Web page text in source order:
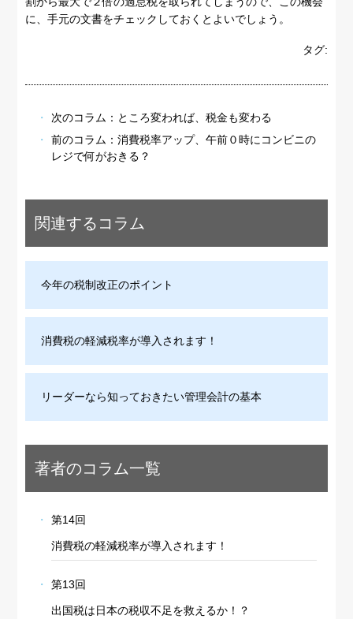
に、手元の文書をチェックしておくとよいでしょう。
タグ:
次のコラム： ところ変われば、税金も変わる
前のコラム： 消費税率アップ、午前０時にコンビニの
レジで何がおきる？
関連するコラム
今年の税制改正のポイント
消費税の軽減税率が導入されます！
リーダーなら知っておきたい管理会計の基本
著者のコラム一覧
第14回
消費税の軽減税率が導入されます！
第13回
出国税は日本の税収不足を救えるか！？